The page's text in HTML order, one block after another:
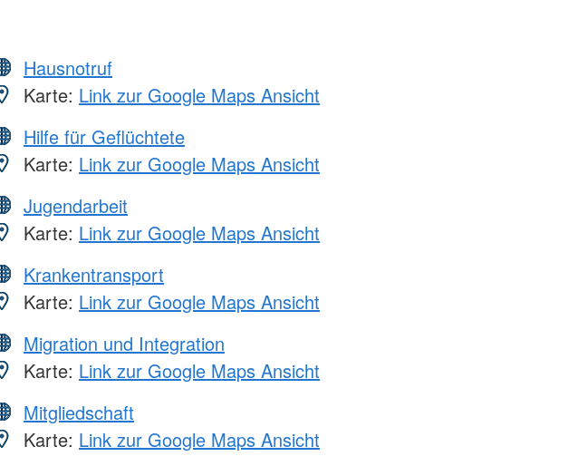
Hausnotruf
Karte: Link zur Google Maps Ansicht
Hilfe für Geflüchtete
Karte: Link zur Google Maps Ansicht
Jugendarbeit
Karte: Link zur Google Maps Ansicht
Krankentransport
Karte: Link zur Google Maps Ansicht
Migration und Integration
Karte: Link zur Google Maps Ansicht
Mitgliedschaft
Karte: Link zur Google Maps Ansicht